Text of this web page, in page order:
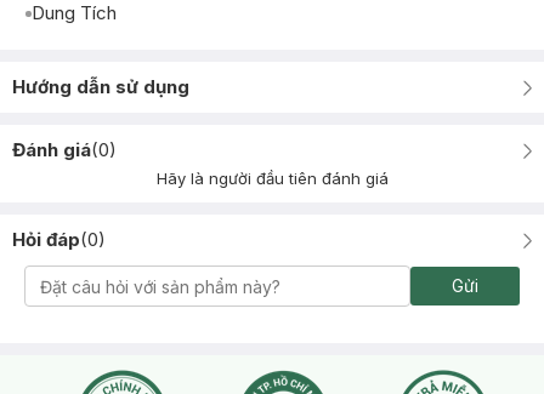
Dung Tích
Hướng dẫn sử dụng
Đánh giá(0)
Hãy là người đầu tiên đánh giá
Hỏi đáp(0)
Gửi